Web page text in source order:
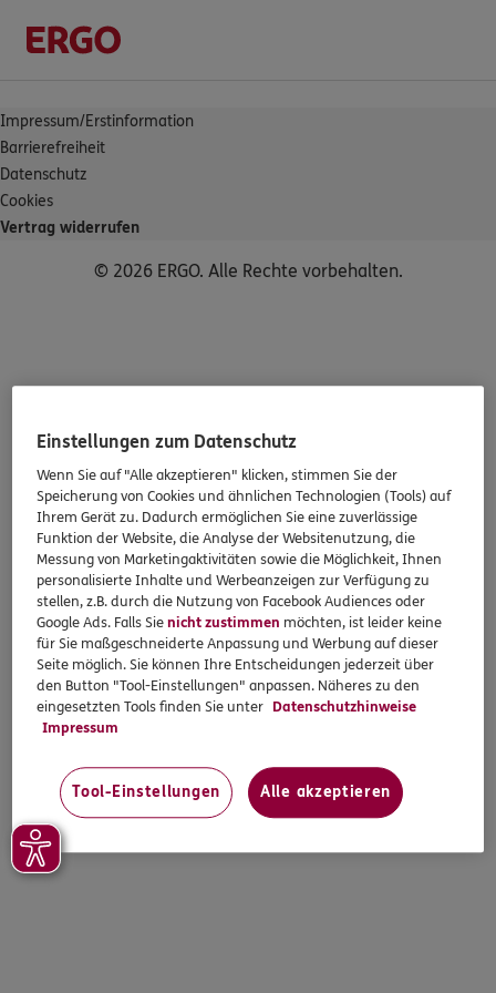
Impressum/Erstinformation
Barrierefreiheit
Datenschutz
Cookies
Vertrag widerrufen
© 2026 ERGO. Alle Rechte vorbehalten.
Einstellungen zum Datenschutz
Wenn Sie auf "Alle akzeptieren" klicken, stimmen Sie der
Speicherung von Cookies und ähnlichen Technologien (Tools) auf
Ihrem Gerät zu. Dadurch ermöglichen Sie eine zuverlässige
Funktion der Website, die Analyse der Websitenutzung, die
Messung von Marketingaktivitäten sowie die Möglichkeit, Ihnen
personalisierte Inhalte und Werbeanzeigen zur Verfügung zu
stellen, z.B. durch die Nutzung von Facebook Audiences oder
Google Ads. Falls Sienicht zustimmen möchten, ist leider keine
für Sie maßgeschneiderte Anpassung und Werbung auf dieser
Seite möglich. Sie können Ihre Entscheidungen jederzeit über
den Button "Tool-Einstellungen" anpassen. Näheres zu den
eingesetzten Tools finden Sie unter Datenschutzhinweise
Impressum
Tool-Einstellungen Alle akzeptieren